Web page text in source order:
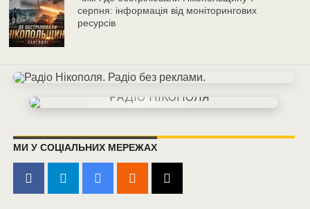
серпня: інформація від моніторингових
ресурсів
МИ У СОЦІАЛЬНИХ МЕРЕЖАХ